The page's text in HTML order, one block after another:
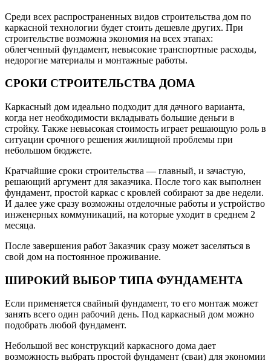
Среди всех распространенных видов строительства дом по
каркасной технологии будет стоить дешевле других. При
строительстве возможна экономия на всех этапах:
облегченный фундамент, невысокие транспортные расходы,
недорогие материалы и монтажные работы.
СРОКИ СТРОИТЕЛЬСТВА ДОМА
Каркасный дом идеально подходит для дачного варианта,
когда нет необходимости вкладывать большие деньги в
стройку. Также невысокая стоимость играет решающую роль в
ситуации срочного решения жилищной проблемы при
небольшом бюджете.
Кратчайшие сроки строительства — главный, и зачастую,
решающий аргумент для заказчика. После того как выполнен
фундамент, простой каркас с кровлей собирают за две недели.
И далее уже сразу возможны отделочные работы и устройство
инженерных коммуникаций, на которые уходит в среднем 2
месяца.
После завершения работ Заказчик сразу может заселяться в
свой дом на постоянное проживание.
ШИРОКИЙ ВЫБОР ТИПА ФУНДАМЕНТА
Если применяется свайный фундамент, то его монтаж может
занять всего один рабочий день. Под каркасный дом можно
подобрать любой фундамент.
Небольшой вес конструкций каркасного дома дает
возможность выбрать простой фундамент (сваи) для экономии